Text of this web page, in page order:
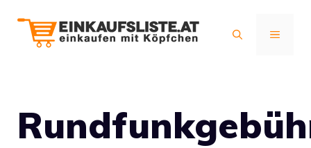
Inhalt
MENÜ